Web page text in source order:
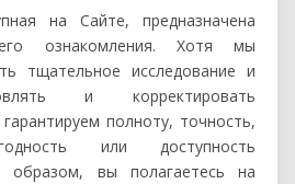
на Сайте, предназначена
ознакомления. Хотя мы
тщательное исследование и
и корректировать
полноту, точность,
или доступность
образом, вы полагаетесь на